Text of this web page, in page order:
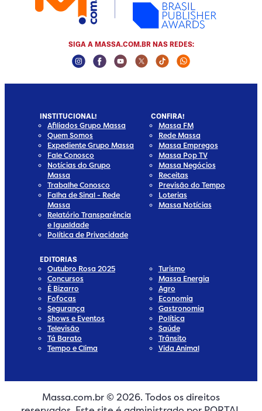
Media
SIGA A MASSA.COM.BR NAS REDES:
Instagram Social Media
Facebook Social Media
Youtube Social Media
Twitter Social Media
Tiktok Social Media
Whatsapp
INSTITUCIONAL!
Afiliados Grupo Massa
Quem Somos
Expediente Grupo Massa
Fale Conosco
Notícias do Grupo
Massa
Trabalhe Conosco
Falha de Sinal - Rede
Massa
Relatório Transparência
e Igualdade
Política de Privacidade
CONFIRA!
Massa FM
Rede Massa
Massa Empregos
Massa Pop TV
Massa Negócios
Receitas
Previsão do Tempo
Loterias
Massa Notícias
EDITORIAS
Outubro Rosa 2025
Concursos
É Bizarro
Fofocas
Segurança
Shows e Eventos
Televisão
Tá Barato
Tempo e Clima
Turismo
Massa Energia
Agro
Economia
Gastronomia
Política
Saúde
Trânsito
Vida Animal
Massa.com.br © 2026. Todos os direitos